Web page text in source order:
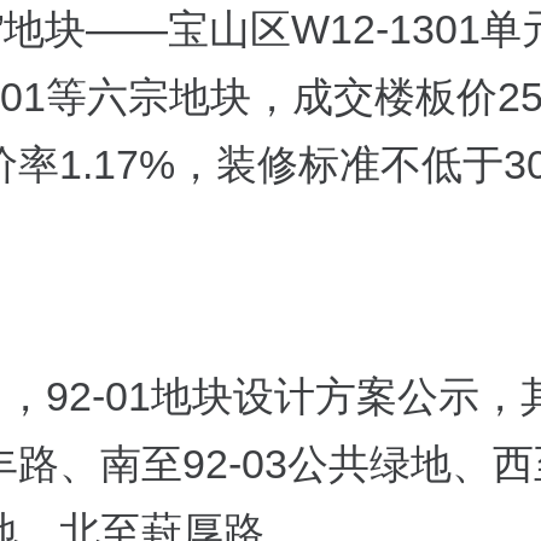
地块——宝山区W12-1301单
等六宗地块，成交楼板价
率1.17%，装修标准不低于
92-01地块设计方案公示，
路、南至92-03公共绿地、
北至葑厚路。